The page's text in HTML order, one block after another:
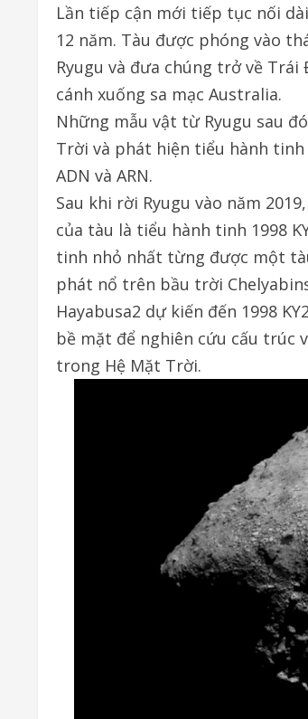
Lần tiếp cận mới tiếp tục nối
12 năm. Tàu được phóng vào
Ryugu và đưa chúng trở về Trái
cánh xuống sa mạc Australia.
Những mẫu vật từ Ryugu sau
Trời và phát hiện tiểu hành tinh
ADN và ARN.
Sau khi rời Ryugu vào năm
của tàu là tiểu hành tinh 1998
tinh nhỏ nhất từng được một
phát nổ trên bầu trời
Hayabusa2 dự kiến đến 1998
bề mặt để nghiên cứu cấu
trong Hệ Mặt Trời.